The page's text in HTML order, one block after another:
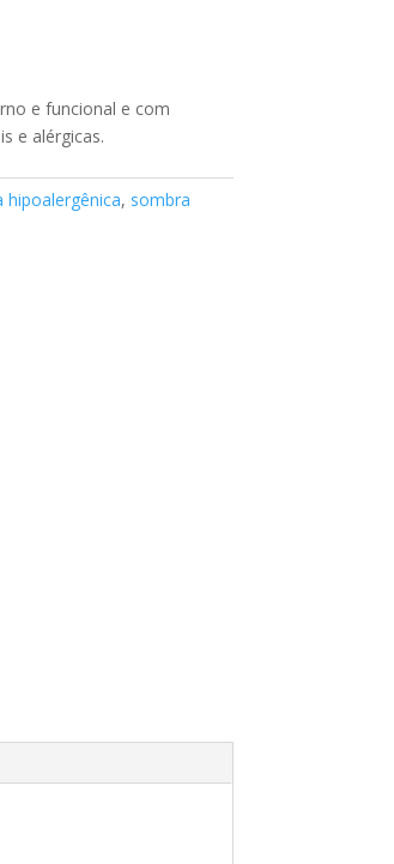
e funcional e com
e alérgicas.
hipoalergênica, sombra